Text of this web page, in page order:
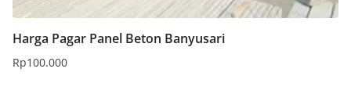
Harga Pagar Panel Beton Banyusari
Rp100.000